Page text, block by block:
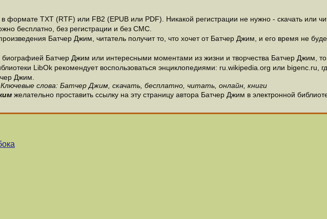
формате ТХТ (RTF) или FB2 (EPUB или PDF). Никакой регистрации не нужно - скачать или
бесплатно, без регистрации и без СМС.
Батчер Джим, читатель получит то, что хочет от Батчер Джим, и его время не
биографией Батчер Джим или интересными моментами из жизни и творчества Батчер Джим, то
LibOk рекомендует воспользоваться энциклопедиями: ru.wikipedia.org или bigenc.ru,
Джим.
Ключевые слова: Батчер Джим, скачать, бесплатно, читать, онлайн, книги
желательно проставить ссылку на эту страницу автора Батчер Джим в электронной